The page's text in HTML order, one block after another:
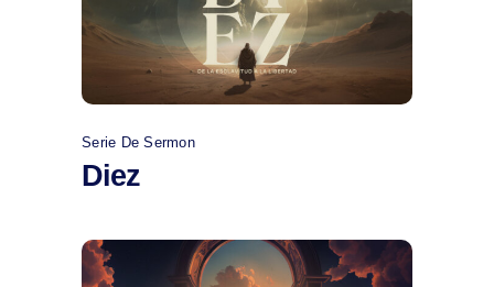
Comprar
Serie De Sermon
Diez